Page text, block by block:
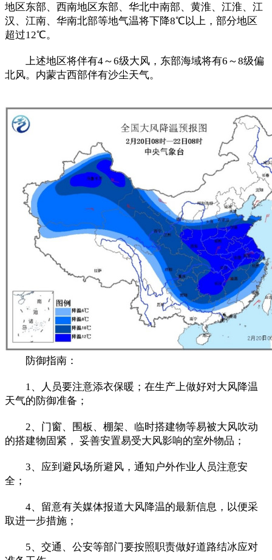
地区东部、西南地区东部、华北中南部、黄淮、江淮、江
汉、江南、华南北部等地气温将下降8℃以上，部分地区
超过12℃。
上述地区将伴有4～6级大风，东部海域将有6～8级偏
北风。内蒙古西部伴有沙尘天气。
防御指南：
1、人员要注意添衣保暖；在生产上做好对大风降温
天气的防御准备；
2、门窗、围板、棚架、临时搭建物等易被大风吹动
的搭建物固紧， 妥善安置易受大风影响的室外物品；
3、应到避风场所避风，通知户外作业人员注意安
全；
4、留意有关媒体报道大风降温的最新信息，以便采
取进一步措施；
5、交通、公安等部门要按照职责做好道路结冰应对